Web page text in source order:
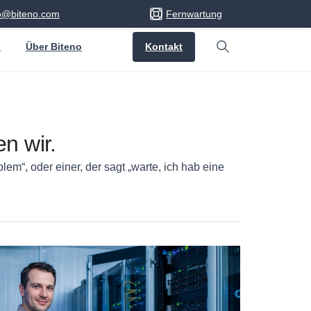
Fernwartung
Über Biteno Kontakt
Search
wir.
oder einer, der sagt „warte, ich hab eine